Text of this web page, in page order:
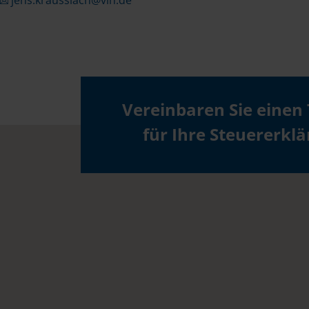
Vereinbaren Sie einen
für Ihre